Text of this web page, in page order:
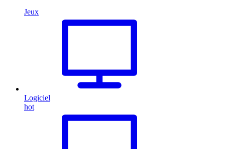
Jeux
Logiciel
hot